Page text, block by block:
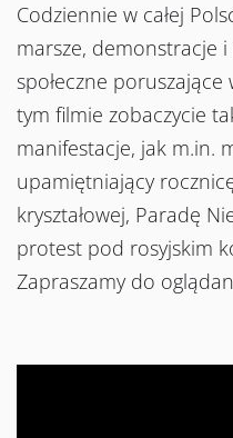
Codziennie w całej
marsze, demonstracje i
społeczne
tym filmie zobaczycie
manifestacje, jak m.in.
upamiętniający
kryształowej, Paradę
protest pod rosyjskim
Zapraszamy do